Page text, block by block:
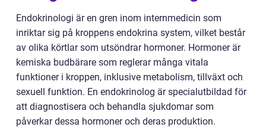
Endokrinologi är en gren inom internmedicin som
inriktar sig på kroppens endokrina system, vilket består
av olika körtlar som utsöndrar hormoner. Hormoner är
kemiska budbärare som reglerar många vitala
funktioner i kroppen, inklusive metabolism, tillväxt och
sexuell funktion. En endokrinolog är specialutbildad för
att diagnostisera och behandla sjukdomar som
påverkar dessa hormoner och deras produktion.